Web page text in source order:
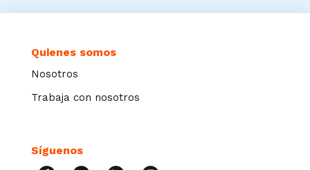
Quienes somos
Nosotros
Trabaja con nosotros
Síguenos